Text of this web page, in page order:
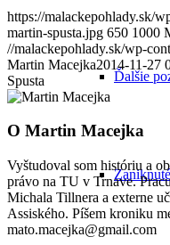
Ďalšie
https://malackepohlady.sk/
martin-spusta.jpg 650 1000
//malackepohlady.sk/wp-
Martin Macejka2014-11-27
Spusta
O Martin Macejka
Vyštudoval som históriu a
právo na TU v Trnave.
Michala Tillnera a externe
Assiského. Píšem kroniku
mato.macejka@gmail.com